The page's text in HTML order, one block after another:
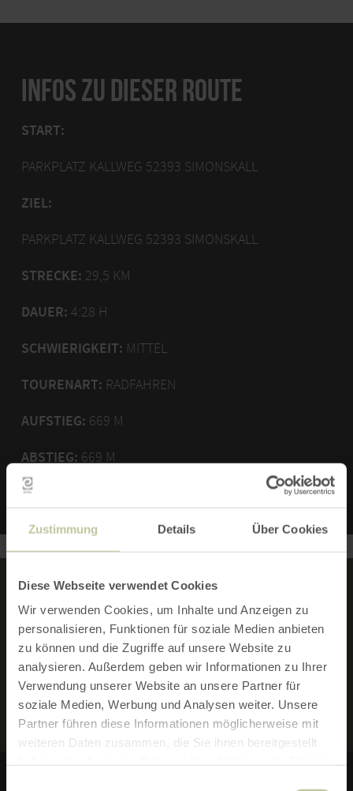
Zustimmung Details Über Cookies
Diese Webseite verwendet Cookies
Wir verwenden Cookies, um Inhalte und Anzeigen zu
personalisieren, Funktionen für soziale Medien anbieten
zu können und die Zugriffe auf unsere Website zu
analysieren. Außerdem geben wir Informationen zu Ihrer
Verwendung unserer Website an unsere Partner für
soziale Medien, Werbung und Analysen weiter. Unsere
Partner führen diese Informationen möglicherweise mit
weiteren Daten zusammen, die Sie ihnen bereitgestellt
INFOS ZU DIESER ROUTE
START:
PARKPLATZ KALLWEG 52393 SIMONSKALL
ZIEL:
PARKPLATZ KALLWEG 52393 SIMONSKALL
STRECKE: 29,5 KM
DAUER: 4:28 H
SCHWIERIGKEIT: MITTEL
TOURENART: RADFAHREN
AUFSTIEG: 669 M
ABSTIEG: 669 M
MERKMALE:
RUNDTOUR